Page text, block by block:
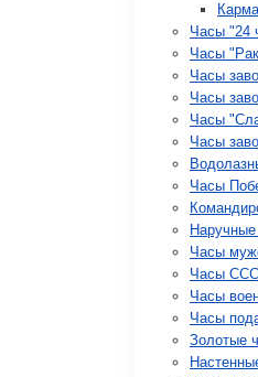
Часы "24
Часы
Часы
Часы
Часы
Часы
Часы
Часы
Часы
Часы
Часы
Золотые